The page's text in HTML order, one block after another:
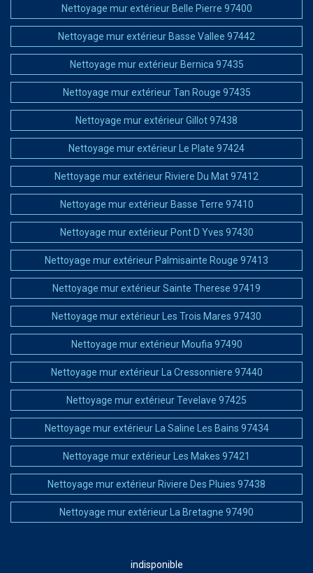
Nettoyage mur extérieur Belle Pierre 97400
Nettoyage mur extérieur Basse Vallee 97442
Nettoyage mur extérieur Bernica 97435
Nettoyage mur extérieur Tan Rouge 97435
Nettoyage mur extérieur Gillot 97438
Nettoyage mur extérieur Le Plate 97424
Nettoyage mur extérieur Riviere Du Mat 97412
Nettoyage mur extérieur Basse Terre 97410
Nettoyage mur extérieur Pont D Yves 97430
Nettoyage mur extérieur Palmisainte Rouge 97413
Nettoyage mur extérieur Sainte Therese 97419
Nettoyage mur extérieur Les Trois Mares 97430
Nettoyage mur extérieur Moufia 97490
Nettoyage mur extérieur La Cressonniere 97440
Nettoyage mur extérieur Tevelave 97425
Nettoyage mur extérieur La Saline Les Bains 97434
Nettoyage mur extérieur Les Makes 97421
Nettoyage mur extérieur Riviere Des Pluies 97438
Nettoyage mur extérieur La Bretagne 97490
indisponible